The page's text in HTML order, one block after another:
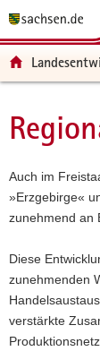
t
ü
e
r
g
e
i
f
e
n
t
n
v
i
g
t
i
o
n
p
n
a
l
t
t
e
n
f
o
m
a
t
i
o
t
-
e
r
e
c
h
Hauptinhalt
Auch im
»Erzgebirge«
zunehmend an
Diese
zunehmenden
verstärkte